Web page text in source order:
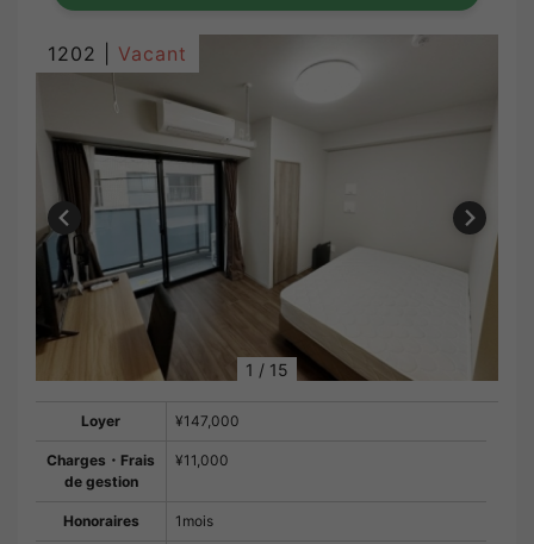
1202 | Vacant
1 / 15
Loyer ¥147,000
Charges・Frais
de gestion
¥11,000
Honoraires 1mois